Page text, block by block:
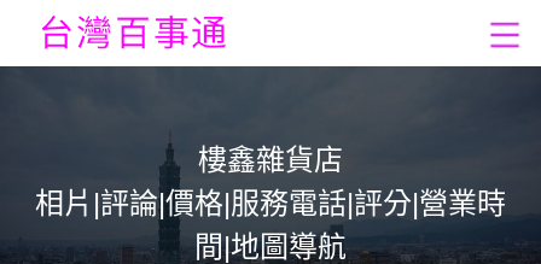
樓鑫雜貨店
相片|評論|價格|服務電話|評分|營業時
間|地圖導航